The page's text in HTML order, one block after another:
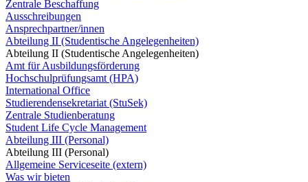
Zentrale Beschaffung
Ausschreibungen
Ansprechpartner/innen
Abteilung II (Studentische Angelegenheiten)
Abteilung II (Studentische Angelegenheiten)
Amt für Ausbildungsförderung
Hochschulprüfungsamt (HPA)
International Office
Studierendensekretariat (StuSek)
Zentrale Studienberatung
Student Life Cycle Management
Abteilung III (Personal)
Abteilung III (Personal)
Allgemeine Serviceseite (extern)
Was wir bieten